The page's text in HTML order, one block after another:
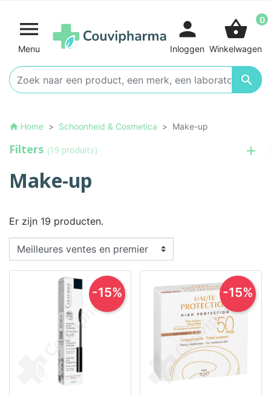

Menu

person
Inloggen
shopping_basket 0
Winkelwagen
home Home Schoonheid & Cosmetica Make-up
Filters (19 produits)
Make-up
Er zijn 19 producten.
-15% -15%